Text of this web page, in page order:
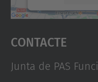
powered by
Contacte
Junta de PAS